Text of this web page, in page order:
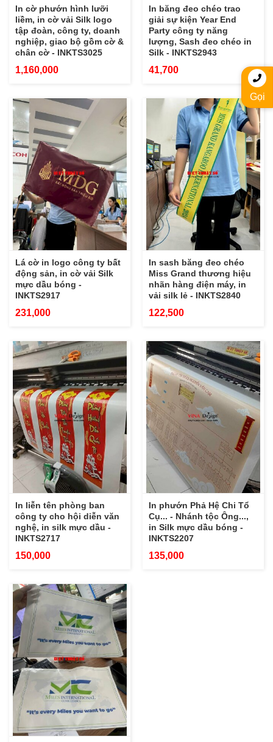
In cờ phướn hình lưỡi
liềm, in cờ vải Silk logo
tập đoàn, công ty, doanh
nghiệp, giao bộ gồm cờ &
chân cờ - INKTS3025
1,160,000
In băng đeo chéo trao
giải sự kiện Year End
Party công ty năng
lượng, Sash đeo chéo in
Silk - INKTS2943
41,700
Lá cờ in logo công ty bất
động sản, in cờ vải Silk
mực dầu bóng -
INKTS2917
231,000
In sash băng đeo chéo
Miss Grand thương hiệu
nhãn hàng điện máy, in
vải silk lẻ - INKTS2840
122,500
In liễn tên phòng ban
công ty cho hội diễn văn
nghệ, in silk mực dầu -
INKTS2717
150,000
In phướn Phả Hệ Chi Tổ
Cụ... - Nhánh tộc Ông...,
in Silk mực dầu bóng -
INKTS2207
135,000
Gọi